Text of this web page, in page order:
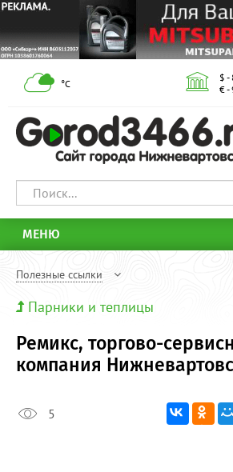
°С
$ -
€ -
МЕНЮ
Полезные ссылки
Парники и теплицы
Ремикс, торгово-
компания
5